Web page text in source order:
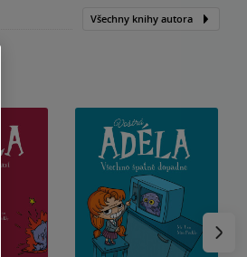
Všechny knihy autora